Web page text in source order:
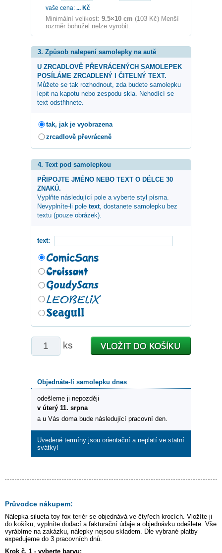
vaše cena: ... Kč
Minimální velikost: 9.5×10 cm (103 Kč) Menší
rozměr bohužel nelze vyrobit.
3. Způsob nalepení samolepky na autě
U ZRCADLOVĚ PŘEVRÁCENÝCH SAMOLEPEK
POSÍLÁME ZRCADLENÝ I ČITELNÝ TEXT.
Můžete se tak rozhodnout, zda budete samolepku
lepit na kapotu nebo zespodu skla. Nehodící se
text odstřihnete.
tak, jak je vyobrazena
zrcadlově převráceně
4. Text pod samolepkou
PŘIPOJTE JMÉNO NEBO TEXT O DÉLCE 30
ZNAKŮ.
Vyplňte následující pole a vyberte styl písma.
Nevyplníte-li pole text, dostanete samolepku bez
textu (pouze obrázek).
text:
ks
Objednáte-li samolepku dnes
odešleme ji nepozději
v úterý 11. srpna
a u Vás doma bude následující pracovní den.
Uvedené termíny jsou orientační a neplatí ve statní
svátky!
Průvodce nákupem:
Nálepka silueta toy fox teriérse objednává ve čtyřech krocích. Vložíte ji
do košíku, vyplníte dodací a fakturační údaje a objednávku odešlete. Vše
vyrábíme na zakázku, nálepky nejsou skladem. Dle vybrané platby
expedujeme do 3 pracovních dnů.
Krok č. 1 - vyberte barvu: